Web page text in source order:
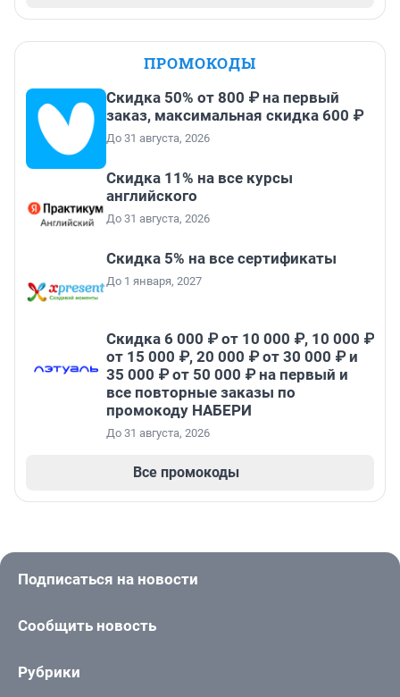
ПРОМОКОДЫ
Скидка 50% от 800 ₽ на первый
заказ, максимальная скидка 600 ₽
До 31 августа, 2026
Скидка 11% на все курсы
английского
До 31 августа, 2026
Скидка 5% на все сертификаты
До 1 января, 2027
Скидка 6 000 ₽ от 10 000 ₽, 10 000 ₽
от 15 000 ₽, 20 000 ₽ от 30 000 ₽ и
35 000 ₽ от 50 000 ₽ на первый и
все повторные заказы по
промокоду НАБЕРИ
До 31 августа, 2026
Все промокоды
Подписаться на новости
Сообщить новость
Рубрики